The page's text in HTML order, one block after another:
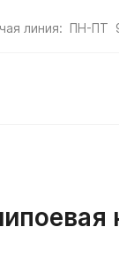
линия: ПН-ПТ